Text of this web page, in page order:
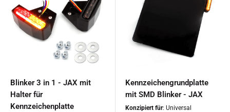
Blinker 3 in 1 - JAX mit
Halter für
Kennzeichenplatte
Kennzeichengrundplatte
mit SMD Blinker - JAX
Konzipiert für: Universal